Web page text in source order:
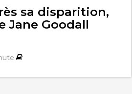
sa disparition,
Jane Goodall